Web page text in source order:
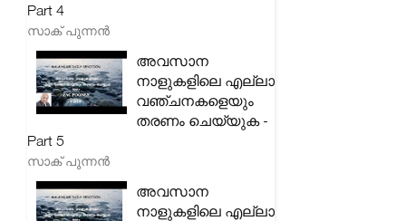
Part 4
സാക് പുന്നൻ
അവസാന
നാളുകളിലെ എല്ലാ
വഞ്ചനകളെയും
തരണം ചെയ്യുക -
Part 5
സാക് പുന്നൻ
അവസാന
നാളുകളിലെ എല്ലാ